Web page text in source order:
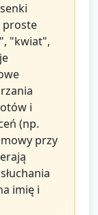
proste
"kwiat",
i
(np.
przy
imię i